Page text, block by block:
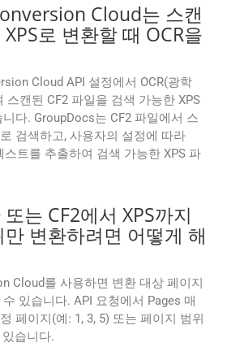
Cloud는 스캔
로 변환할 때 OCR을
Cloud API 설정에서 OCR(광학
스캔된 CF2 파일을 검색 가능한 XPS
다. GroupDocs는 CF2 파일에서 스
검색하고, 사용자의 설정에 따라
스트를 추출하여 검색 가능한 XPS 파
는 CF2에서 XPS까지
변환하려면 어떻게 해
Cloud를 사용하면 변환 대상 페이지
있습니다. API 요청에서 Pages 매
페이지(예: 1, 3, 5) 또는 페이지 범위
습니다.